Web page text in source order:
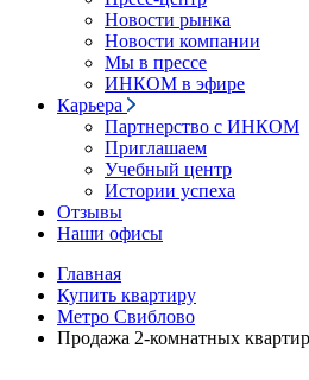
Новости рынка
Новости компании
Мы в прессе
ИНКОМ в эфире
Карьера
Партнерство с ИНКОМ
Приглашаем
Учебный центр
Истории успеха
Отзывы
Наши офисы
Главная
Купить квартиру
Метро Свиблово
Продажа 2-комнатных